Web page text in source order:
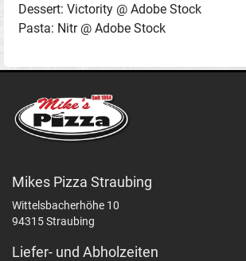
Dessert: Victority @ Adobe Stock
Pasta: Nitr @ Adobe Stock
Mikes Pizza Straubing
Wittelsbacherhöhe 10
94315 Straubing
Liefer- und Abholzeiten